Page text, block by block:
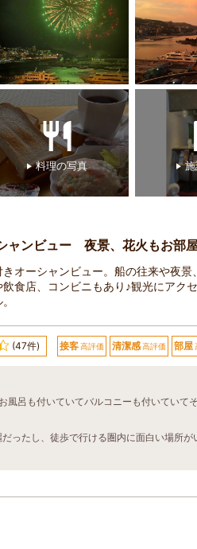
料理の写真
ンビュー 夜景、花火もお部
オーシャンビュー。船の往来や夜景
食店、コンビニもあり♪観光にアク
(47件) 接客高評価 清潔感高評価 部屋
ったし、徒歩で行ける圏内に面白い場所が